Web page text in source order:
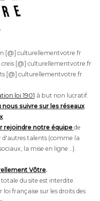
[@] culturellementvotre.fr
[@] culturellementvotre.fr
[@] culturellementvotre.fr
loi 1901 à but non lucratif.
suivre sur les réseaux
.
rejoindre notre équipe de
talents (comme la
la mise en ligne...).
Vôtre.
du site est interdite.
française sur les droits des